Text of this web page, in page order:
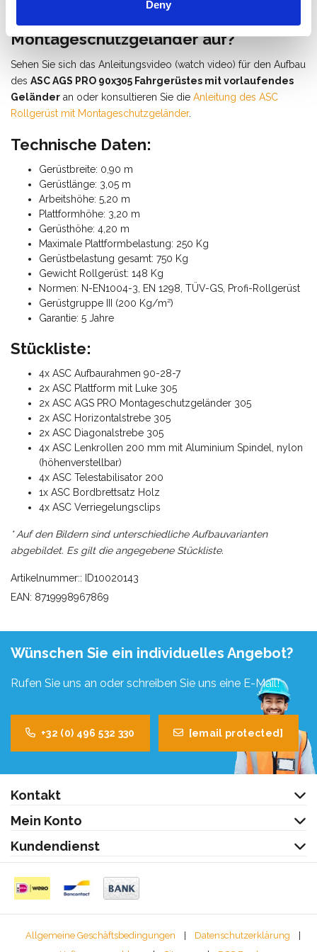
Deny
Wie baue ich ein Fahrgerüst mit
Montageschutzgeländer auf?
Sehen Sie sich das Anleitungsvideo (watch video) für den Aufbau
des ASC AGS PRO 90x305 Fahrgerüstes mit vorlaufendes
Geländer an oder konsultieren Sie die Anleitung des ASC
Rollgerüst mit Montageschutzgeländer.
Technische Daten:
Gerüstbreite: 0,90 m
Gerüstlänge: 3,05 m
Arbeitshöhe: 5,20 m
Plattformhöhe: 3,20 m
Gerüsthöhe: 4,20 m
Maximale Plattformbelastung: 250 Kg
Gerüstbelastung gesamt: 750 Kg
Gewicht Rollgerüst: 148 Kg
Normen: N-EN1004-3, EN 1298, TÜV-GS, Profi-Rollgerüst
Gerüstgruppe III (200 Kg/m²)
Garantie: 5 Jahre
Stückliste:
4x ASC Aufbaurahmen 90-28-7
2x ASC Plattform mit Luke 305
2x ASC AGS PRO Montageschutzgeländer 305
2x ASC Horizontalstrebe 305
2x ASC Diagonalstrebe 305
4x ASC Lenkrollen 200 mm mit Aluminium Spindel, nylon
(höhenverstellbar)
4x ASC Telestabilisator 200
1x ASC Bordbrettsatz Holz
4x ASC Verriegelungsclips
* Auf den Bildern sind unterschiedliche Aufbauvarianten
abgebildet. Es gilt die angegebene Stückliste.
Artikelnummer:: ID10020143
EAN: 8719998967869
Wünschen Sie ein individuelles Angebot?
Rufen Sie uns an oder schreiben Sie uns eine E-Mail!
+32 (0) 496 532 330 [email protected]
Kontakt
Mein Konto
Kundendienst
Allgemeine Geschäftsbedingungen | Datenschutzerklärung
|